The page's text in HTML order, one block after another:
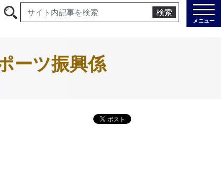
検索
メニュー
ーツ振興係